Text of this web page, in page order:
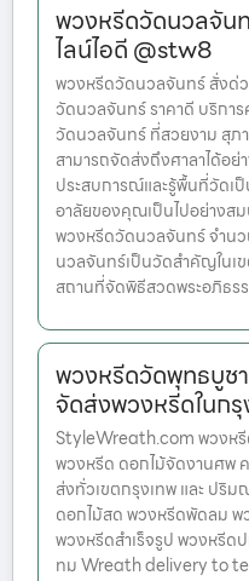
พวงหรีดวัดนวลจัน
ไลน์ไอดี @stw8
พวงหรีดวัดนวลจันทร์ สั่งด่
วัดนวลจันทร์ ราคาดี บริกา
วัดนวลจันทร์ ที่สวยงาม สุภา
สามารถจัดส่งถึงศาลาได้อย่
ประสบการณ์และรู้พื้นที่วัดเ
อาลัยของคุณเป็นไปอย่าง
พวงหรีดวัดนวลจันทร์ จำน
นวลจันทร์เป็นวัดสำคัญในเ
สถานที่จัดพิธีสวดพระอภิธร
พวงหรีดวัดพุทธบูช
จัดส่งพวงหรีดในก
StyleWreath.com พวงห
พวงหรีด ดอกไม้จัดงานศพ
ส่งทั่วเขตกรุงเทพ และ ปริ
ดอกไม้สด พวงหรีดพัดลม พ
พวงหรีดสำเร็จรูป พวงหรี
ทม Wreath delivery to